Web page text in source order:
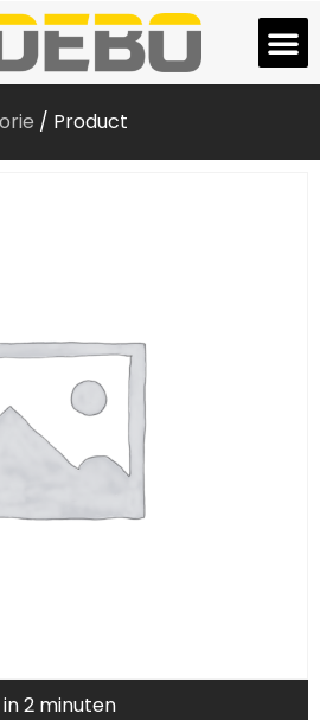
/ Product
2 minuten